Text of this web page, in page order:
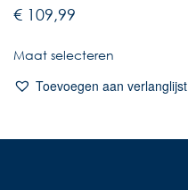
€ 109,99
Maat selecteren
Toevoegen aan verlanglijst